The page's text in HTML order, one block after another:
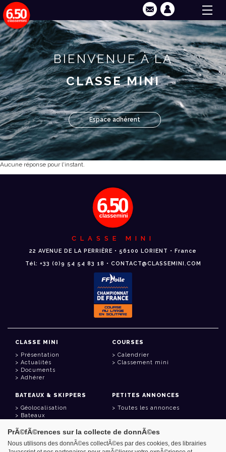
BIENVENUE À LA
CLASSE MINI
Espace adhérent
Aucune réponse pour l'instant.
CLASSE MINI
22 AVENUE DE LA PERRIÈRE • 56100 LORIENT • France
Tél: +33 (0)9 54 54 83 18 • CONTACT@CLASSEMINI.COM
CLASSE MINI
Présentation
Actualités
Documents
Adhérer
COURSES
Calendrier
Classement mini
BATEAUX & SKIPPERS
Géolocalisation
Bateaux
PETITES ANNONCES
Toutes les annonces
LIENS UTILES
PrÃ©fÃ©rences sur la collecte de donnÃ©es
Nous utilisons des donnÃ©es collectÃ©es par des cookies, des librairies